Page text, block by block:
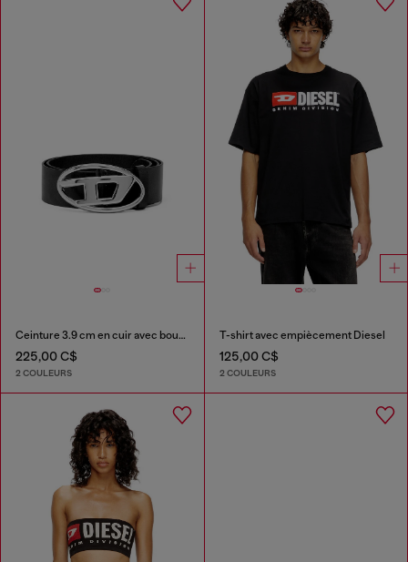
Ceinture 3.9 cm en cuir avec boucle à logo Oval D
225,00 C$
2 COULEURS
T-shirt avec empiècement Diesel
125,00 C$
2 COULEURS